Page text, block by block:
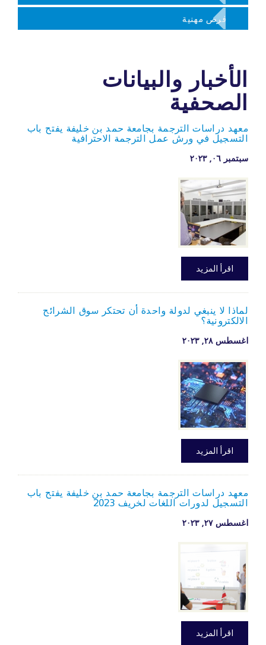
فرص مهنية
الأخبار والبيانات
الصحفية
معهد دراسات الترجمة بجامعة حمد بن خليفة يفتح باب
التسجيل في ورش عمل الترجمة الاحترافية
سبتمبر ۰٦, ۲۰۲۳
اقرأ المزيد
لماذا لا ينبغي لدولة واحدة أن تحتكر سوق الشرائح
الالكترونية؟
اغسطس ۲۸, ۲۰۲۳
اقرأ المزيد
معهد دراسات الترجمة بجامعة حمد بن خليفة يفتح باب
التسجيل لدورات اللغات لخريف 2023
اغسطس ۲۷, ۲۰۲۳
اقرأ المزيد